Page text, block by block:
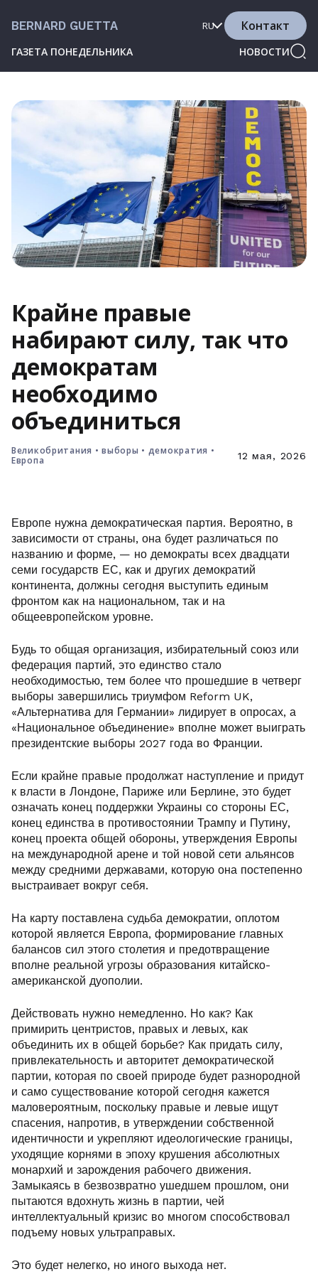
BERNARD GUETTA
ГАЗЕТА ПОНЕДЕЛЬНИКА НОВОСТИ
RU Контакт
Крайне правые
набирают силу, так что
демократам
необходимо
объединиться
Великобритания •выборы • демократия •
Европа
12 мая, 2026
Европе нужна демократическая партия. Вероятно, в
зависимости от страны, она будет различаться по
названию и форме, — но демократы всех двадцати
семи государств ЕС, как и других демократий
континента, должны сегодня выступить единым
фронтом как на национальном, так и на
общеевропейском уровне.
Будь то общая организация, избирательный союз или
федерация партий, это единство стало
необходимостью, тем более что прошедшие в четверг
выборы завершились триумфом Reform UK,
«Альтернатива для Германии» лидирует в опросах, а
«Национальное объединение» вполне может выиграть
президентские выборы 2027 года во Франции.
Если крайне правые продолжат наступление и придут
к власти в Лондоне, Париже или Берлине, это будет
означать конец поддержки Украины со стороны ЕС,
конец единства в противостоянии Трампу и Путину,
конец проекта общей обороны, утверждения Европы
на международной арене и той новой сети альянсов
между средними державами, которую она постепенно
выстраивает вокруг себя.
На карту поставлена судьба демократии, оплотом
которой является Европа, формирование главных
балансов сил этого столетия и предотвращение
вполне реальной угрозы образования китайско-
американской дуополии.
Действовать нужно немедленно. Но как? Как
примирить центристов, правых и левых, как
объединить их в общей борьбе? Как придать силу,
привлекательность и авторитет демократической
партии, которая по своей природе будет разнородной
и само существование которой сегодня кажется
маловероятным, поскольку правые и левые ищут
спасения, напротив, в утверждении собственной
идентичности и укрепляют идеологические границы,
уходящие корнями в эпоху крушения абсолютных
монархий и зарождения рабочего движения.
Замыкаясь в безвозвратно ушедшем прошлом, они
пытаются вдохнуть жизнь в партии, чей
интеллектуальный кризис во многом способствовал
подъему новых ультраправых.
Это будет нелегко, но иного выхода нет.